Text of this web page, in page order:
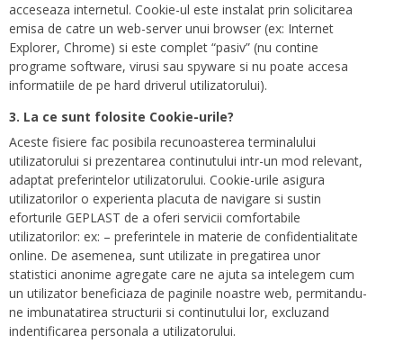
acceseaza internetul. Cookie-ul este instalat prin solicitarea
emisa de catre un web-server unui browser (ex: Internet
Explorer, Chrome) si este complet “pasiv” (nu contine
programe software, virusi sau spyware si nu poate accesa
informatiile de pe hard driverul utilizatorului).
3. La ce sunt folosite Cookie-urile?
Aceste fisiere fac posibila recunoasterea terminalului
utilizatorului si prezentarea continutului intr-un mod relevant,
adaptat preferintelor utilizatorului. Cookie-urile asigura
utilizatorilor o experienta placuta de navigare si sustin
eforturile GEPLAST de a oferi servicii comfortabile
utilizatorilor: ex: – preferintele in materie de confidentialitate
online. De asemenea, sunt utilizate in pregatirea unor
statistici anonime agregate care ne ajuta sa intelegem cum
un utilizator beneficiaza de paginile noastre web, permitandu-
ne imbunatatirea structurii si continutului lor, excluzand
indentificarea personala a utilizatorului.